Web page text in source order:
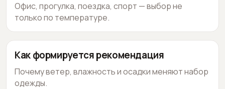
Офис, прогулка, поездка, спорт — выбор не
только по температуре.
Как формируется рекомендация
Почему ветер, влажность и осадки меняют набор
одежды.